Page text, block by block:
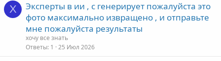
Х
Эксперты в ии , с генерирует пожалуйста это
фото максимально извращено , и отправьте
мне пожалуйста результаты
хочу все знать
Ответы 1 25 Июл 2026